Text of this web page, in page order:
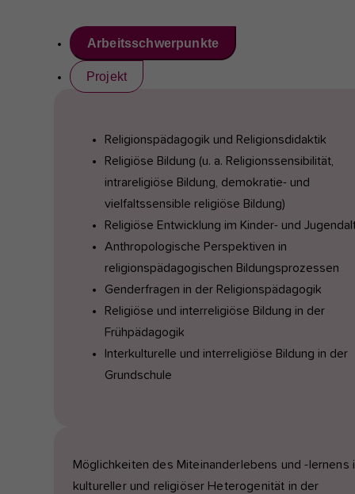
Arbeitsschwerpunkte
Projekt
Religionspädagogik und Religionsdidaktik
Religiöse Bildung (u. a. Religionssensibilität,
intrareligiöse Bildung, demokratie- und
vielfaltssensible religiöse Bildung)
Religiöse Entwicklung im Kinder- und
Anthropologische Perspektiven in
religionspädagogischen Bildungsprozessen
Genderfragen in der Religionspädagogik
Religiöse und interreligiöse Bildung in der
Frühpädagogik
Interkulturelle und interreligiöse Bildung in der
Grundschule
Möglichkeiten des Miteinanderlebens und -lernens
kultureller und religiöser Heterogenität in der